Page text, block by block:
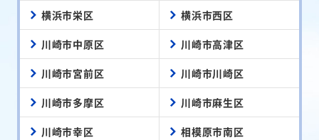
横浜市栄区 横浜市西区
川崎市中原区 川崎市高津区
川崎市宮前区 川崎市川崎区
川崎市多摩区 川崎市麻生区
川崎市幸区 相模原市南区